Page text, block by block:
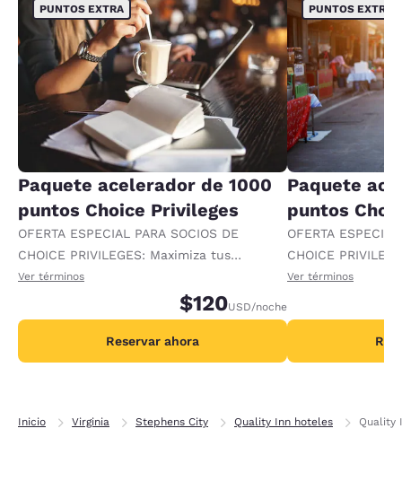
PUNTOS EXTRA
Paquete acelerador de 1000
puntos Choice Privileges
OFERTA ESPECIAL PARA SOCIOS DE
CHOICE PRIVILEGES: Maximiza tus
recompensas al recibir 1000 puntos
Ver términos
$120USD/noche
Reservar ahora
PUNTOS EXTRA
Paquete
puntos
OFERTA
CHOICE
recompensas al
Ver términos
Inicio Virginia Stephens City Quality Inn hoteles Quality